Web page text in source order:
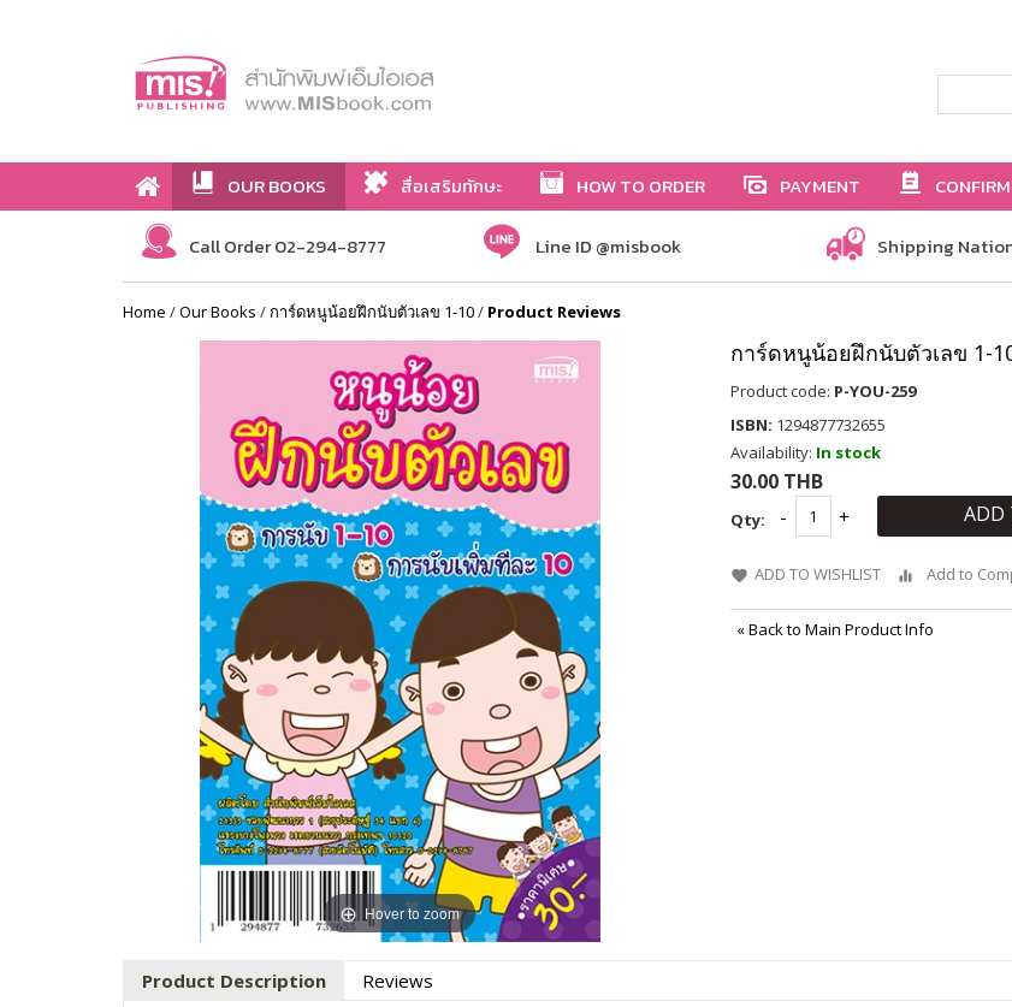
OUR BOOKS สื่อเสริมทักษะ HOW TO ORDER PAYMENT
Call Order 02-294-8777 Line ID @misbook Shipping
Home /Our Books / การ์ดหนูน้อยฝึกนับตัวเลข 1-10/ Product Reviews
Hover to zoom
การ์ดหนูน้อยฝึกนับตัวเลข 1-
Product code: P-YOU-259
ISBN: 1294877732655
Availability: In stock
30.00 THB
Qty: ADD
ADD TO WISHLIST Add to
«Back to Main Product Info
Product Description Reviews